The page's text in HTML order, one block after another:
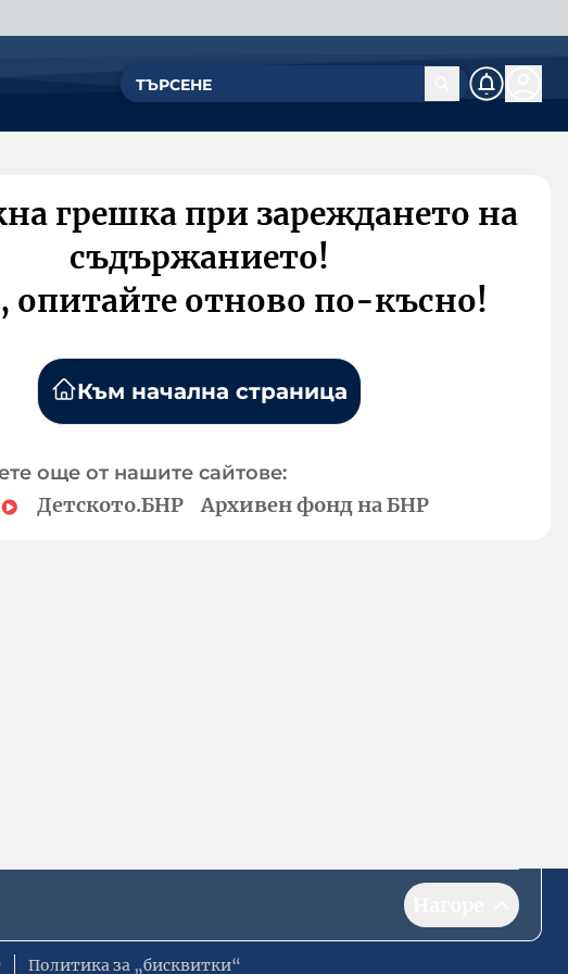
грешка при зареждането на
съдържанието!
опитайте отново по-късно!
Към начална страница
още от нашите сайтове:
Детското.БНР Архивен фонд на БНР
Политика за „бисквитки“